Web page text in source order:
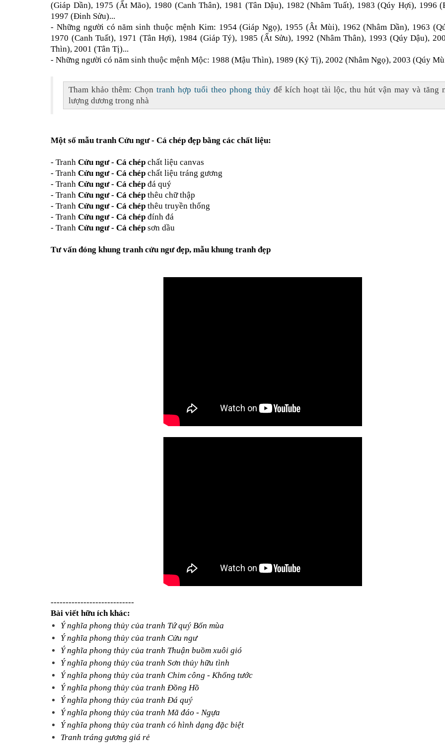
(Giáp Dần), 1975 (Ất Mão), 1980 (Canh Thân), 1981 (Tân Dậu), 1982 (Nhâm Tuất), 1983 (Qúy Hợi), 1996
1997 (Đinh Sửu)...
- Những người có năm sinh thuộc mệnh Kim: 1954 (Giáp Ngọ), 1955 (Ât Mùi), 1962 (Nhâm Dần), 1963
1970 (Canh Tuất), 1971 (Tân Hợi), 1984 (Giáp Tý), 1985 (Ất Sửu), 1992 (Nhâm Thân), 1993 (Qúy Dậu),
Thìn), 2001 (Tân Tị)...
- Những người có năm sinh thuộc mệnh Mộc: 1988 (Mậu Thìn), 1989 (Kỷ Tị), 2002 (Nhâm Ngọ), 2003 (Qúy
Tham khảo thêm: Chọn tranh hợp tuổi theo phong thủyđể kích hoạt tài lộc, thu hút vận may và tăng
lượng dương trong nhà
Một số mẫu tranh Cửu ngư - Cá chép đẹp bằng các chất liệu:
- Tranh Cửu ngư - Cá chép chất liệu canvas
- Tranh Cửu ngư - Cá chép chất liệu tráng gương
- Tranh Cửu ngư - Cá chép đá quý
- Tranh Cửu ngư - Cá chép thêu chữ thập
- Tranh Cửu ngư - Cá chép thêu truyền thống
- Tranh Cửu ngư - Cá chép đính đá
- Tranh Cửu ngư - Cá chép sơn dầu
Tư vấnđóng khung tranh cửu ngưđẹp, mẫu khung tranh đẹp
----------------------------
Bài viết hữu ích khác:
Ý nghĩa phong thủy của tranh Tứ quý Bốn mùa
Ý nghĩa phong thủy của tranh Cửu ngư
Ý nghĩa phong thủy của tranh Thuận buồm xuôi gió
Ý nghĩa phong thủy của tranh Sơn thủy hữu tình
Ý nghĩa phong thủy của tranh Chim công - Khổng tước
Ý nghĩa phong thủy của tranh Đồng Hồ
Ý nghĩa phong thủy của tranh Đá quý
Ý nghĩa phong thủy của tranh Mã đáo - Ngựa
Ý nghĩa phong thủy của tranh có hình dạng đặc biệt
Tranh tráng gương giá rẻ